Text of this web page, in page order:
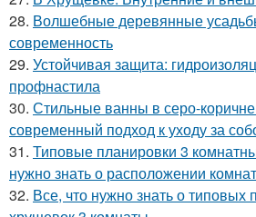
28. Волшебные деревянные
современность
29. Устойчивая защита:
профнастила
30. Стильные ванны в серо-
современный подход к уходу за
31. Типовые планировки 3
нужно знать о расположении комнат
32. Все, что нужно знать о типовых